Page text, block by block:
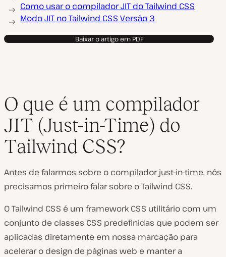
Como usar o compilador JIT do Tailwind CSS
Modo JIT no Tailwind CSS Versão 3
Baixar o artigo em PDF
O que é um compilador
JIT (Just-in-Time) do
Tailwind CSS?
Antes de falarmos sobre o compilador just-in-time, nós
precisamos primeiro falar sobre o Tailwind CSS.
O Tailwind CSS é um framework CSS utilitário com um
conjunto de classes CSS predefinidas que podem ser
aplicadas diretamente em nossa marcação para
acelerar o design de páginas web e manter a